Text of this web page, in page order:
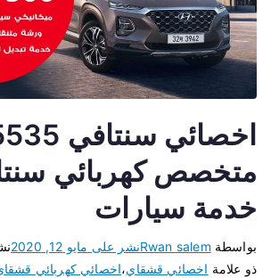
اخصائي
متخصص كهربائي
خدمة سيارات
بواسطة Rwan salemنشر على مايو 12, 2020
ذو علامة اخصائي قشقاي،اخصائي كهربائي